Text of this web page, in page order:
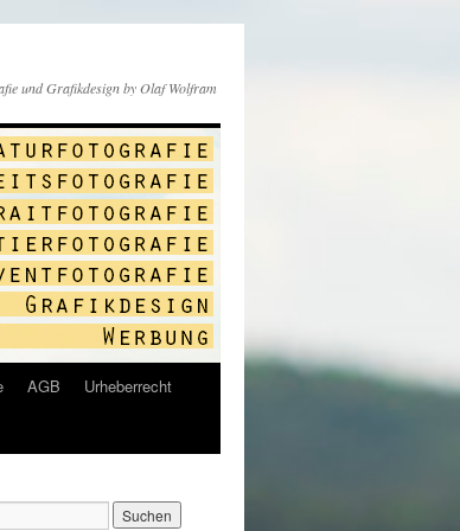
und Grafikdesign by Olaf Wolfram
AGB
Urheberrecht